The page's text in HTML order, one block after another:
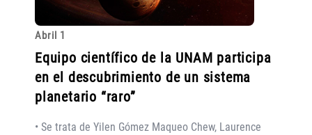
Abril 1
Equipo científico de la UNAM participa
en el descubrimiento de un sistema
planetario “raro”
• Se trata de Yilen Gómez Maqueo Chew, Laurence